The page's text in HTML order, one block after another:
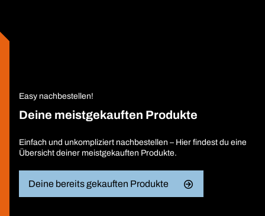
Easy nachbestellen!
Deine meistgekauften Produkte
Einfach und unkompliziert nachbestellen – Hier findest du eine
Übersicht deiner meistgekauften Produkte.
Deine bereits gekauften Produkte